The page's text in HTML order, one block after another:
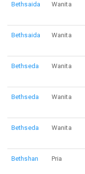
Bethsaida Wanita
Bethsaida Wanita
Bethseda Wanita
Bethseda Wanita
Bethseda Wanita
Bethshan Pria